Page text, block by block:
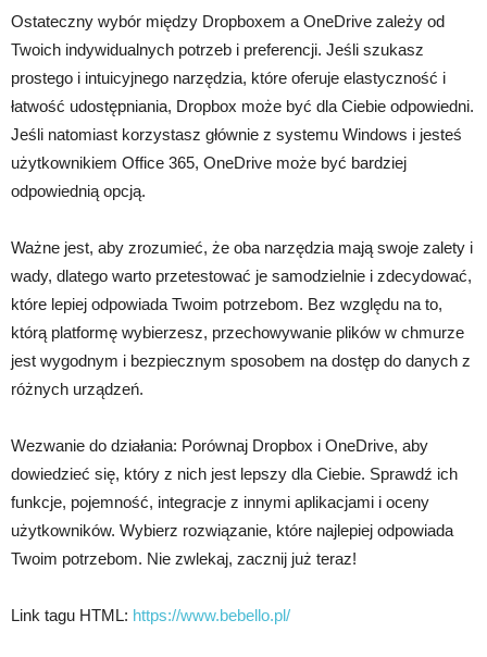
Ostateczny wybór między Dropboxem a OneDrive zależy od
Twoich indywidualnych potrzeb i preferencji. Jeśli szukasz
prostego i intuicyjnego narzędzia, które oferuje elastyczność i
łatwość udostępniania, Dropbox może być dla Ciebie odpowiedni.
Jeśli natomiast korzystasz głównie z systemu Windows i jesteś
użytkownikiem Office 365, OneDrive może być bardziej
odpowiednią opcją.
Ważne jest, aby zrozumieć, że oba narzędzia mają swoje zalety i
wady, dlatego warto przetestować je samodzielnie i zdecydować,
które lepiej odpowiada Twoim potrzebom. Bez względu na to,
którą platformę wybierzesz, przechowywanie plików w chmurze
jest wygodnym i bezpiecznym sposobem na dostęp do danych z
różnych urządzeń.
Wezwanie do działania: Porównaj Dropbox i OneDrive, aby
dowiedzieć się, który z nich jest lepszy dla Ciebie. Sprawdź ich
funkcje, pojemność, integracje z innymi aplikacjami i oceny
użytkowników. Wybierz rozwiązanie, które najlepiej odpowiada
Twoim potrzebom. Nie zwlekaj, zacznij już teraz!
Link tagu HTML: https://www.bebello.pl/